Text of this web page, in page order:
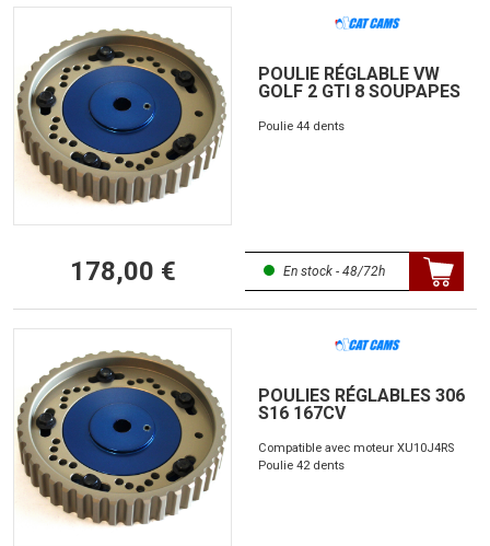
POULIE RÉGLABLE VW
GOLF 2 GTI 8 SOUPAPES
Poulie 44 dents
178,00 € En stock - 48/72h
POULIES RÉGLABLES 306
S16 167CV
Compatible avec moteur XU10J4RS
Poulie 42 dents